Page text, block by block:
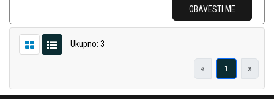
OBAVESTI ME
Ukupno: 3
« 1 »